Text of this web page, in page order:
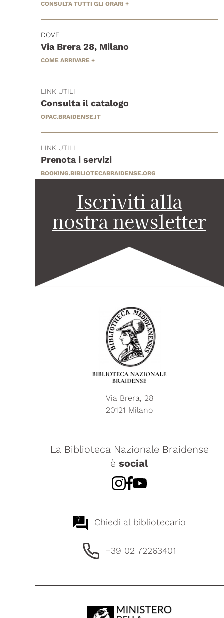
CONSULTA TUTTI GLI ORARI +
DOVE
Via Brera 28, Milano
COME ARRIVARE +
LINK UTILI
Consulta il catalogo
OPAC.BRAIDENSE.IT
LINK UTILI
Prenota i servizi
BOOKING.BIBLIOTECABRAIDENSE.ORG
Iscriviti alla
nostra newsletter
Via Brera, 28
20121 Milano
La Biblioteca Nazionale Braidense
è social
? Chiedi al bibliotecario
+39 02 72263401